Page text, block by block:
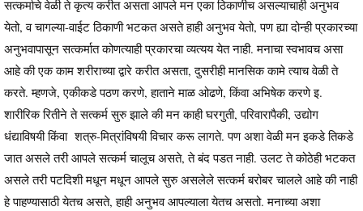
सत्कर्माचे वेळी ते कृत्य करीत असता आपले मन एका ठिकाणीच असल्याचाही अनुभव
येतो, व चागल्या-वाईट ठिकाणी भटकत असते हाही अनुभव येतो, पण ह्या दोन्ही प्रकारच्या
अनुभवापासून सत्कर्मात कोणत्याही प्रकारचा व्यत्यय येत नाही. मनाचा स्वभावच असा
आहे की एक काम शरीराच्या द्वारे करीत असता, दुसरीही मानसिक कामे त्याच वेळी ते
करते. म्हणजे, एकीकडे पठण करणे, हाताने माळ ओढणे, किंवा अभिषेक करणे इ.
शारीरिक रितीने ते सत्कर्म सुरु झाले की मन काही घरगुती, परिवारापैकी, उद्योग
धंद्याविषयी किंवा शत्रु-मित्रांविषयी विचार करू लागते. पण अशा वेळी मन इकडे तिकडे
जात असले तरी आपले सत्कर्म चालूच असते, ते बंद पडत नाही. उलट ते कोठेही भटकत
असले तरी पटदिशी मधून मधून आपले सुरु असलेले सत्कर्म बरोबर चालले आहे की नाही
हे पाहण्यासाठी येतच असते, हाही अनुभव आपल्याला येतच असतो. मनाच्या अशा